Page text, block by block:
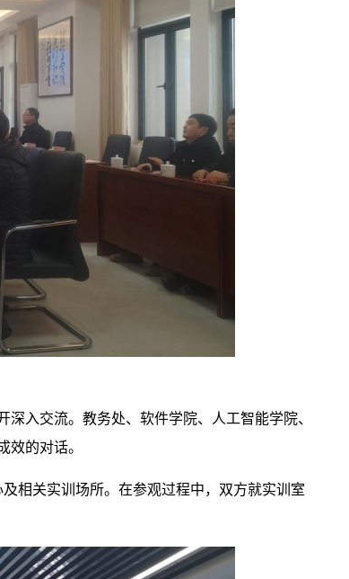
入交流。教务处、软件学院、人工智能学院、
效的对话。
相关实训场所。在参观过程中，双方就实训室